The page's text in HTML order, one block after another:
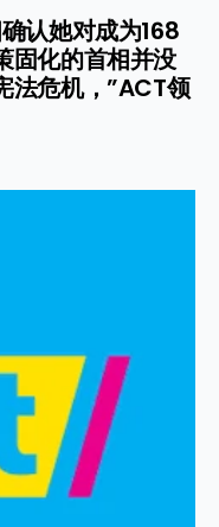
认她对成为168
固化的首相并没
法危机，”ACT领